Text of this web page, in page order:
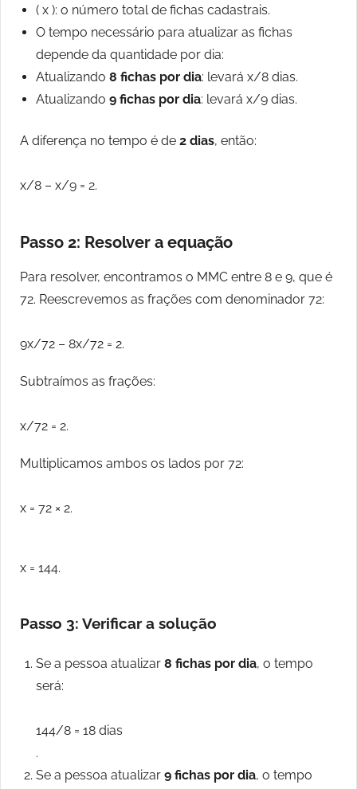
( x ): o número total de fichas cadastrais.
O tempo necessário para atualizar as fichas
depende da quantidade por dia:
Atualizando 8 fichas por dia: levará x/8 dias.
Atualizando 9 fichas por dia: levará x/9 dias.
A diferença no tempo é de 2 dias, então:
x/8 – x/9 = 2.
Passo 2: Resolver a equação
Para resolver, encontramos o MMC entre 8 e 9, que é
72. Reescrevemos as frações com denominador 72:
9x/72 – 8x/72 = 2.
Subtraímos as frações:
x/72 = 2.
Multiplicamos ambos os lados por 72:
x = 72 × 2.
x = 144.
Passo 3: Verificar a solução
Se a pessoa atualizar 8 fichas por dia, o tempo
será:
144/8 = 18 dias
.
Se a pessoa atualizar 9 fichas por dia, o tempo